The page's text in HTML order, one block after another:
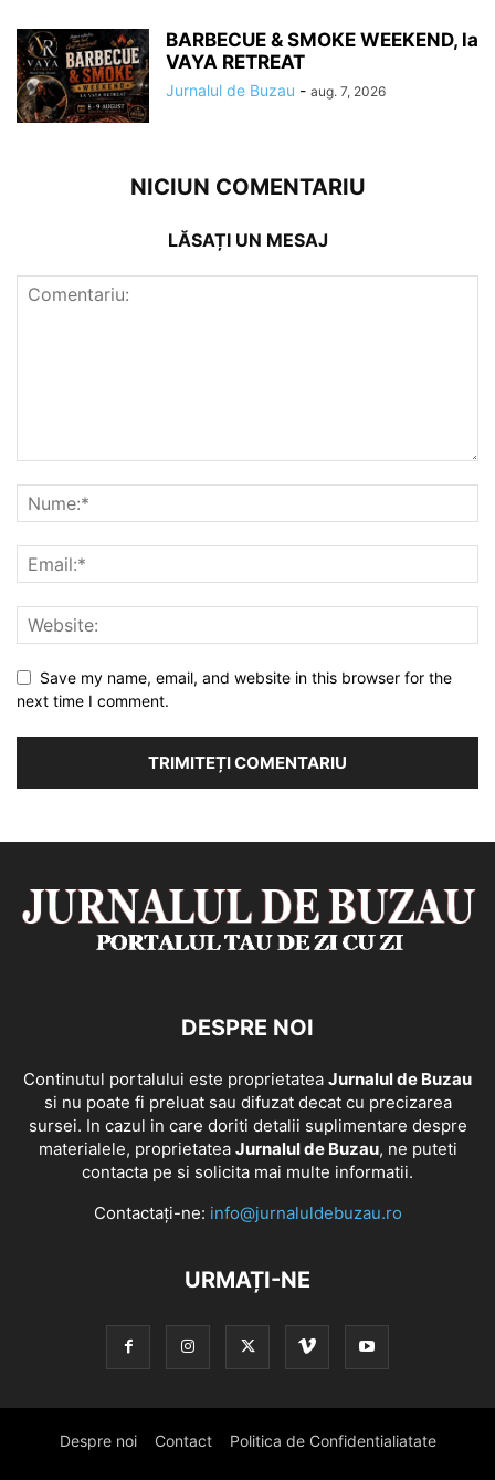
BARBECUE & SMOKE WEEKEND, la
VAYA RETREAT
Jurnalul de Buzau - aug. 7, 2026
NICIUN COMENTARIU
LĂSAȚI UN MESAJ
Save my name, email, and website in this browser for the
next time I comment.
DESPRE NOI
Continutul portalului este proprietatea Jurnalul de Buzau
si nu poate fi preluat sau difuzat decat cu precizarea
sursei. In cazul in care doriti detalii suplimentare despre
materialele, proprietatea Jurnalul de Buzau, ne puteti
contacta pe si solicita mai multe informatii.
Contactați-ne: info@jurnaluldebuzau.ro
URMAȚI-NE
Despre noi Contact Politica de Confidentialiatate